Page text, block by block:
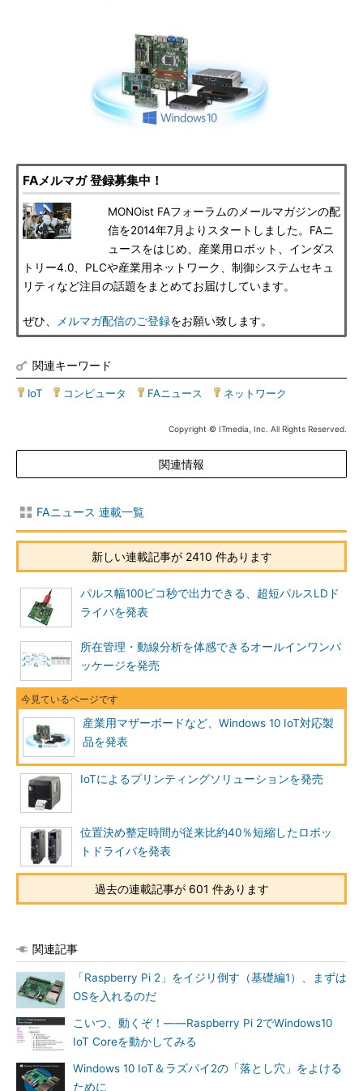
FAメルマガ 登録募集中！
MONOist FAフォーラムのメールマガジンの配
信を2014年7月よりスタートしました。FAニ
ュースをはじめ、産業用ロボット、インダス
トリー4.0、PLCや産業用ネットワーク、制御システムセキュ
リティなど注目の話題をまとめてお届けしています。
ぜひ、 メルマガ配信のご登録をお願い致します。
関連キーワード
IoT コンピュータ FAニュース ネットワーク
Copyright © ITmedia, Inc. All Rights Reserved.
関連情報
FAニュース 連載一覧
新しい連載記事が 2410 件あります
パルス幅100ピコ秒で出力できる、超短パルスLDド
ライバを発表
所在管理・動線分析を体感できるオールインワンパ
ッケージを発売
産業用マザーボードなど、Windows 10 IoT対応製
品を発表
IoTによるプリンティングソリューションを発売
位置決め整定時間が従来比約40％短縮したロボッ
トドライバを発表
過去の連載記事が 601 件あります
関連記事
「Raspberry Pi 2」をイジリ倒す（基礎編1）、まずは
OSを入れるのだ
こいつ、動くぞ！――Raspberry Pi 2でWindows10
IoT Coreを動かしてみる
Windows 10 IoT＆ラズパイ2の「落とし穴」をよける
ために